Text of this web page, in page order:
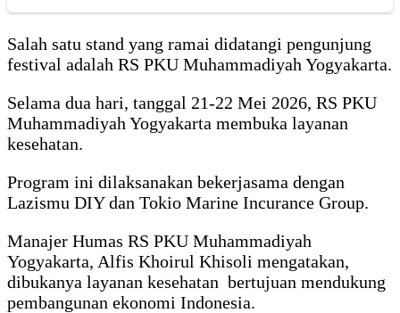
Salah satu stand yang ramai didatangi pengunjung
festival adalah RS PKU Muhammadiyah Yogyakarta.
Selama dua hari, tanggal 21-22 Mei 2026, RS PKU
Muhammadiyah Yogyakarta membuka layanan
kesehatan.
Program ini dilaksanakan bekerjasama dengan
Lazismu DIY dan Tokio Marine Incurance Group.
Manajer Humas RS PKU Muhammadiyah
Yogyakarta, Alfis Khoirul Khisoli mengatakan,
dibukanya layanan kesehatan bertujuan mendukung
pembangunan ekonomi Indonesia.